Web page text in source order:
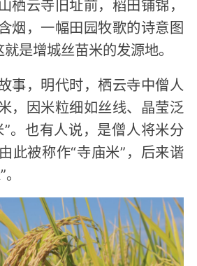
栖云寺旧址前，稻田铺锦，
烟，一幅田园牧歌的诗意图
是增城丝苗米的发源地。
事，明代时，栖云寺中僧人
，因米粒细如丝线、晶莹泛
。也有人说，是僧人将米分
此被称作“寺庙米”，后来谐